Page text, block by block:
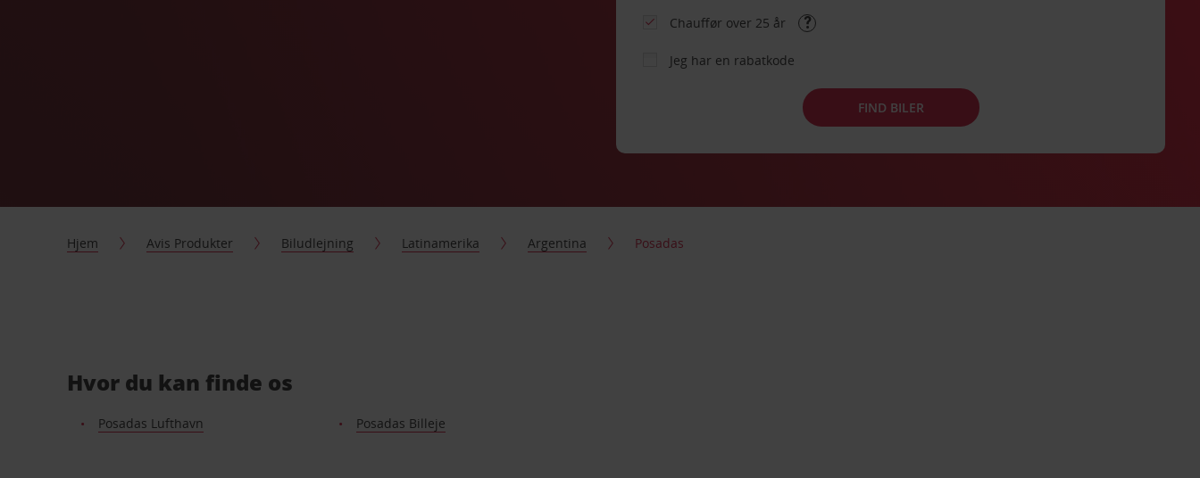
Chauffør over 25 år
Jeg har en rabatkode
FIND BILER
Hjem Avis Produkter Biludlejning Latinamerika Argentina Posadas
Hvor du kan finde os
Posadas Lufthavn Posadas Billeje